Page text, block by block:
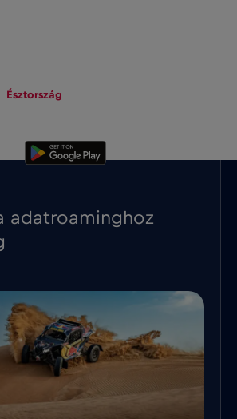
Észtország
adatroaminghoz